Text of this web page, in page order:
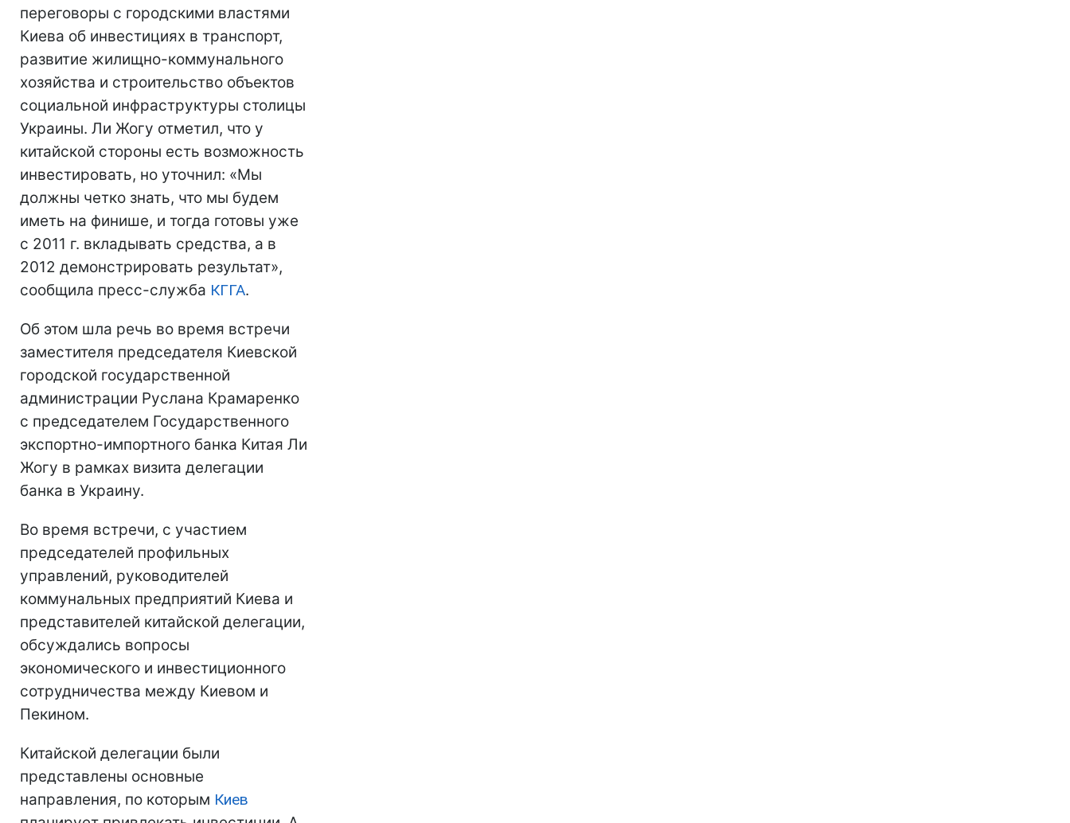
переговоры с городскими властями
Киева об инвестициях в транспорт,
развитие жилищно-коммунального
хозяйства и строительство объектов
социальной инфраструктуры столицы
Украины. Ли Жогу отметил, что у
китайской стороны есть возможность
инвестировать, но уточнил: «Мы
должны четко знать, что мы будем
иметь на финише, и тогда готовы уже
с 2011 г. вкладывать средства, а в
2012 демонстрировать результат»,
сообщила пресс-служба КГГА.
Об этом шла речь во время встречи
заместителя председателя Киевской
городской государственной
администрации Руслана Крамаренко
с председателем Государственного
экспортно-импортного банка Китая Ли
Жогу в рамках визита делегации
банка в Украину.
Во время встречи, с участием
председателей профильных
управлений, руководителей
коммунальных предприятий Киева и
представителей китайской делегации,
обсуждались вопросы
экономического и инвестиционного
сотрудничества между Киевом и
Пекином.
Китайской делегации были
представлены основные
направления, по которым Киев